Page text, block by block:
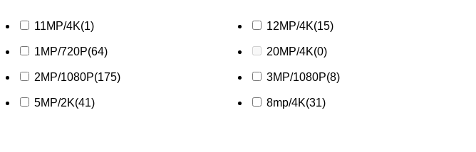
11MP/4K(1) 12MP/4K(15)
1MP/720P(64) 20MP/4K(0)
2MP/1080P(175) 3MP/1080P(8)
5MP/2K(41) 8mp/4K(31)